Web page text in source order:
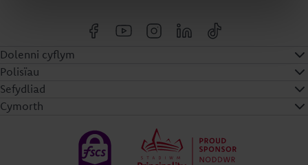
Dolenni cyflym
Polisïau
Sefydliad
Cymorth